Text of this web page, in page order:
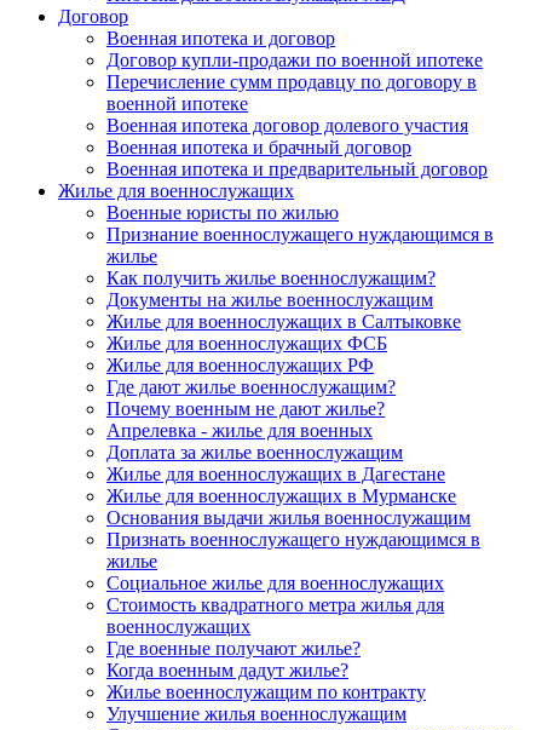
Договор
Военная ипотека и договор
Договор купли-продажи по военной ипотеке
Перечисление сумм продавцу по договору в
военной ипотеке
Военная ипотека договор долевого участия
Военная ипотека и брачный договор
Военная ипотека и предварительный договор
Жилье для военнослужащих
Военные юристы по жилью
Признание военнослужащего нуждающимся в
жилье
Как получить жилье военнослужащим?
Документы на жилье военнослужащим
Жилье для военнослужащих в Салтыковке
Жилье для военнослужащих ФСБ
Жилье для военнослужащих РФ
Где дают жилье военнослужащим?
Почему военным не дают жилье?
Апрелевка - жилье для военных
Доплата за жилье военнослужащим
Жилье для военнослужащих в Дагестане
Жилье для военнослужащих в Мурманске
Основания выдачи жилья военнослужащим
Признать военнослужащего нуждающимся в
жилье
Социальное жилье для военнослужащих
Стоимость квадратного метра жилья для
военнослужащих
Где военные получают жилье?
Когда военным дадут жилье?
Жилье военнослужащим по контракту
Улучшение жилья военнослужащим